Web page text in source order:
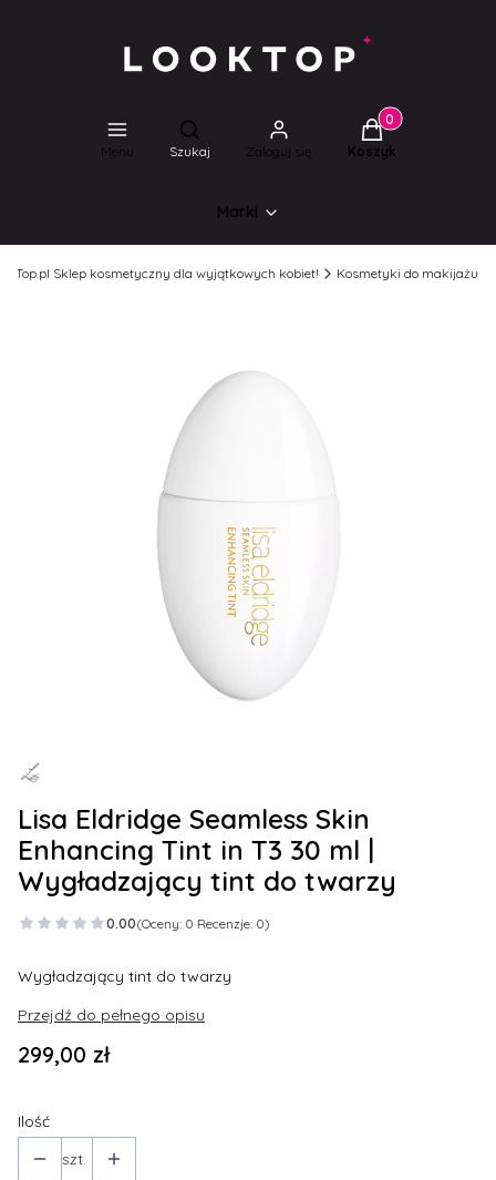
Menu
Otwórz wyszukiwarkę
Szukaj Zaloguj się
Produkty w
Koszyk
Marki
Sklep kosmetyczny dla wyjątkowych kobiet! Kosmetyki do makijażu
Lisa Eldridge Seamless Skin
Enhancing Tint in T3 30 ml |
Wygładzający tint do twarzy
0.00(Oceny: 0 Recenzje: 0)
Wygładzający tint do twarzy
Przejdź do pełnego opisu
Cena
299,00 zł
Ilość
szt.